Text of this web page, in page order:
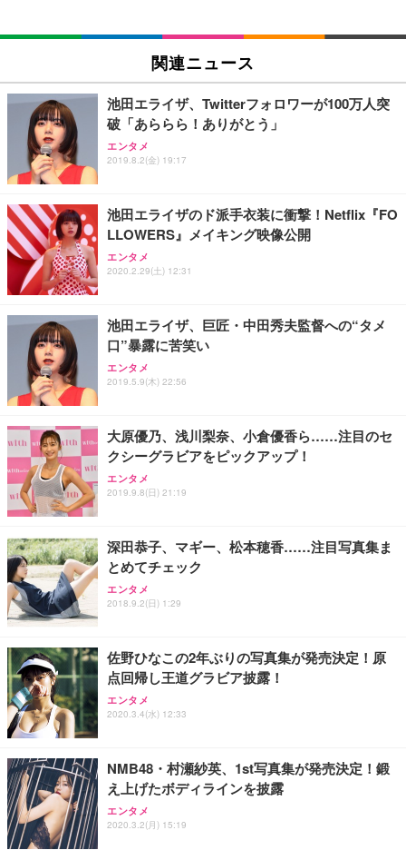
SIHOO B100 オフィスチェア／デスクチェア メッシ
ュチェア 人間工学 疲れない ブラック
￥27,999
Sezlife オフィスチェア デスクチェア 疲れない テレ
ワーク チェア 強化バックレスト 30度ロッキング機
能 人間工学 椅子 腰サポート 90度跳ね上げ式アーム
ョン PCチェア 通気性メッシュ ゲーミング/勉強/事
務用 おしゃれ パソコンチェア (ブラック)
Sezlife オフィスチェア デスクチェア 疲れない テレ
ワーク チェア 強化バックレスト 30度ロッキング機
能 人間工学 椅子 腰サポート 90度跳ね上げ式アーム
務用 おしゃれ パソコンチェア (ホワイト)
ANDWINT オフィスチェア デスクチェア 肘なし メ
ッシュ 通気性 ランバーサポート付き 腰サポート ガ
ス圧無段階昇降 360度回転 キャスター付き コンパク
EIZO ビジネス向けプレミアムモニター | FlexScan
￥109,572
【純正品】27"ゲーミングモニター DualSense 充電
フック付き（CFI-ZDM1J）
【整備済み品】Dell E2724HS 27インチ 液晶モニタ
ー フルHD（1920×1080）VA 非光沢 HDMI/DisplayP
ort/VGA スピーカー内蔵 高さ調整 スイベル VESA対
【MiniLED/24.5inch/280Hz/FHD】GRAPHT THE S
HOOTER Gaming Monitor 24” Essential ゲーミン
グモニター QD 24.5インチ 1ms FHD 量子ドット 残
Amazonベーシック ペットシーツ 厚型 ワイド 42枚
x2袋(84枚) ホワイト(吸収面:ライトブルー)
￥3,234
ネオ・ルーライフ ネオ・オムツ L 中型犬用 26枚入
り 単品
Smart Basic(スマートベーシック) 【Amazon.co.jp
限定】 Smart Basic アイリスオーヤマ ペットシーツ
超厚型 お徳用 ワイド 100枚入 (x 1) (ケース販売)
アイリスオーヤマ ペットシーツ 超厚型 お徳用 レギ
ュラー 200枚入【Amazon.co.jp限定】
関連ニュース
池田エライザ、Twitterフォロワーが100万人突
破「あららら！ありがとう」
エンタメ
2019.8.2(金) 19:17
池田エライザのド派手衣装に衝撃！Netflix『FO
LLOWERS』メイキング映像公開
エンタメ
2020.2.29(土) 12:31
池田エライザ、巨匠・中田秀夫監督への“タメ
口”暴露に苦笑い
エンタメ
2019.5.9(木) 22:56
大原優乃、浅川梨奈、小倉優香ら……注目のセ
クシーグラビアをピックアップ！
エンタメ
2019.9.8(日) 21:19
深田恭子、マギー、松本穂香……注目写真集ま
とめてチェック
エンタメ
2018.9.2(日) 1:29
佐野ひなこの2年ぶりの写真集が発売決定！原
点回帰し王道グラビア披露！
エンタメ
2020.3.4(水) 12:33
NMB48・村瀬紗英、1st写真集が発売決定！鍛
え上げたボディラインを披露
エンタメ
2020.3.2(月) 15:19